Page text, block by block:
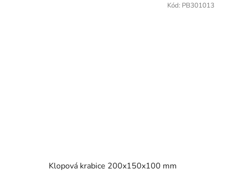
Klopová krabice 200x150x100 mm
Kód: PB301013